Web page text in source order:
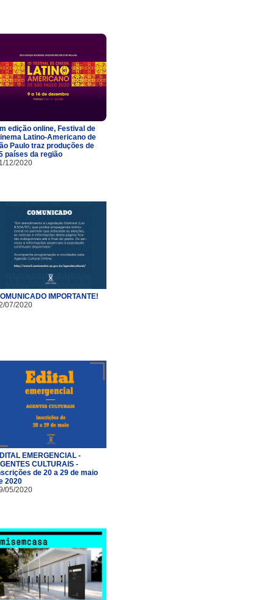
edição online, Festival de
Latino-Americano de
Paulo traz produções de
países da região
12/2020
IMPORTANTE!
07/2020
EMERGENCIAL -
CULTURAIS -
de 20 a 29 de maio
2020
05/2020